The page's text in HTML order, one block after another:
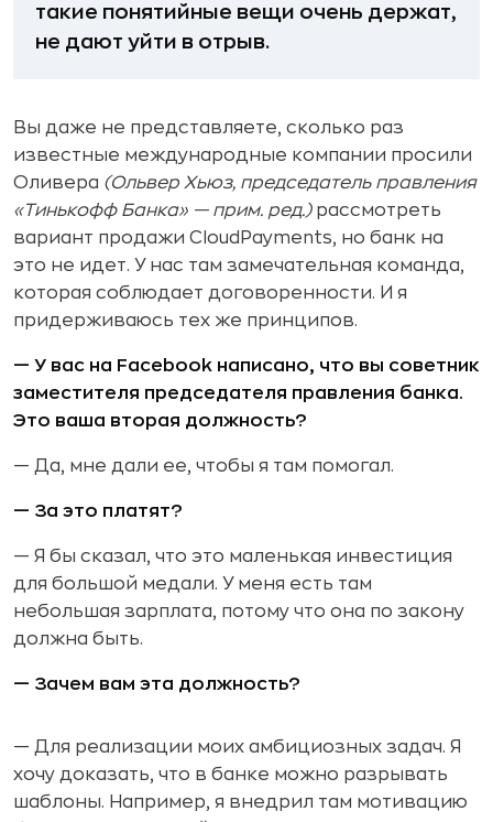
такие понятийные вещи очень держат,
не дают уйти в отрыв.
Вы даже не представляете, сколько раз
известные международные компании просили
Оливера (Ольвер Хьюз, председатель правления
«Тинькофф Банка» — прим. ред.)рассмотреть
вариант продажи CloudPayments, но банк на
это не идет. У нас там замечательная команда,
которая соблюдает договоренности. И я
придерживаюсь тех же принципов.
— У вас на Facebook написано, что вы советник
заместителя председателя правления банка.
Это ваша вторая должность?
— Да, мне дали ее, чтобы я там помогал.
— За это платят?
— Я бы сказал, что это маленькая инвестиция
для большой медали. У меня есть там
небольшая зарплата, потому что она по закону
должна быть.
— Зачем вам эта должность?
— Для реализации моих амбициозных задач. Я
хочу доказать, что в банке можно разрывать
шаблоны. Например, я внедрил там мотивацию